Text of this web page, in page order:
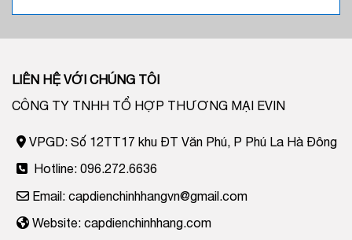
LIÊN HỆ VỚI CHÚNG TÔI
CÔNG TY TNHH TỔ HỢP THƯƠNG MẠI EVIN
VPGD: Số 12TT17 khu ĐT Văn Phú, P Phú La Hà Đông
Hotline: 096.272.6636
Email: capdienchinhhangvn@gmail.com
Website: capdienchinhhang.com